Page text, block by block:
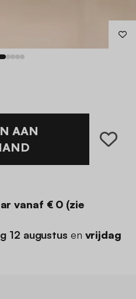
AAN
vanaf € 0 (zie
12 augustus en vrijdag